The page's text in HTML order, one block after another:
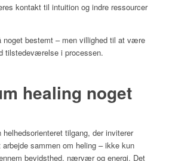
kontakt til intuition og indre ressourcer
bestemt – men villighed til at være
tilstedeværelse i processen.
healing noget
tilgang, der inviterer
sammen om heling – ikke kun
bevidsthed, nærvær og energi. Det